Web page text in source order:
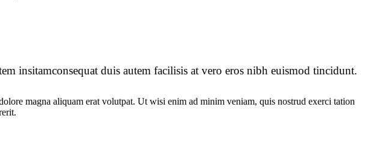
insitamconsequat duis autem facilisis at vero eros nibh euismod tincidunt.
magna aliquam erat volutpat. Ut wisi enim ad minim veniam, quis nostrud exerci tation